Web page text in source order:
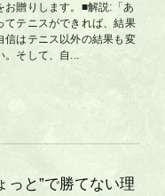
お贈りします。■解説:「あ
てテニスができれば、結果
はテニス以外の結果も変
。そして、自...
っと”で勝てない理